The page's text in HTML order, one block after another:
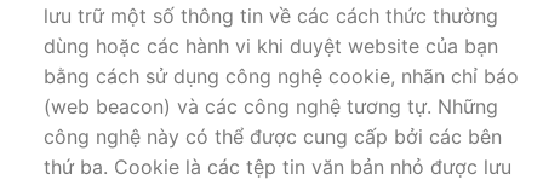
lưu trữ một số thông tin về các cách thức thường
dùng hoặc các hành vi khi duyệt website của bạn
bằng cách sử dụng công nghệ cookie, nhãn chỉ báo
(web beacon) và các công nghệ tương tự. Những
công nghệ này có thể được cung cấp bởi các bên
thứ ba. Cookie là các tệp tin văn bản nhỏ được lưu